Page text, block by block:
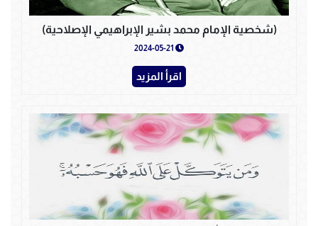
(شخصية الإمام محمد بشير الإبراهيمي الإصلاحية)
اقرأ المزيد